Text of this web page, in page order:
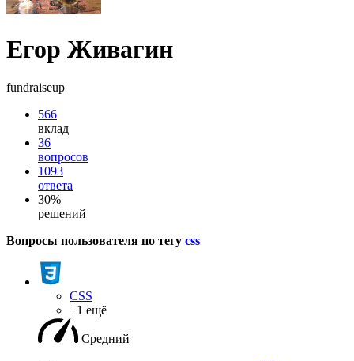
Егор Живагин
fundraiseup
566
вклад
36
вопросов
1093
ответа
30%
решений
Вопросы пользователя по тегу css
CSS
+1 ещё
Средний